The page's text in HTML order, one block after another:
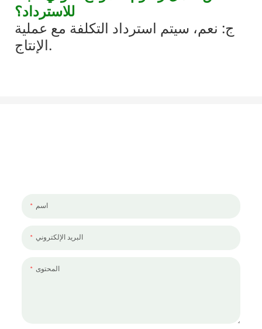
للاسترداد؟
ج: نعم، سيتم استرداد التكلفة مع عملية
الإنتاج.
اسم
البريد الإلكتروني
المحتوى